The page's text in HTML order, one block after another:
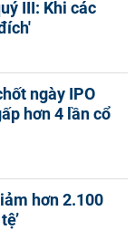
III: Khi các
ngày IPO
hơn 4 lần cổ
hơn 2.100